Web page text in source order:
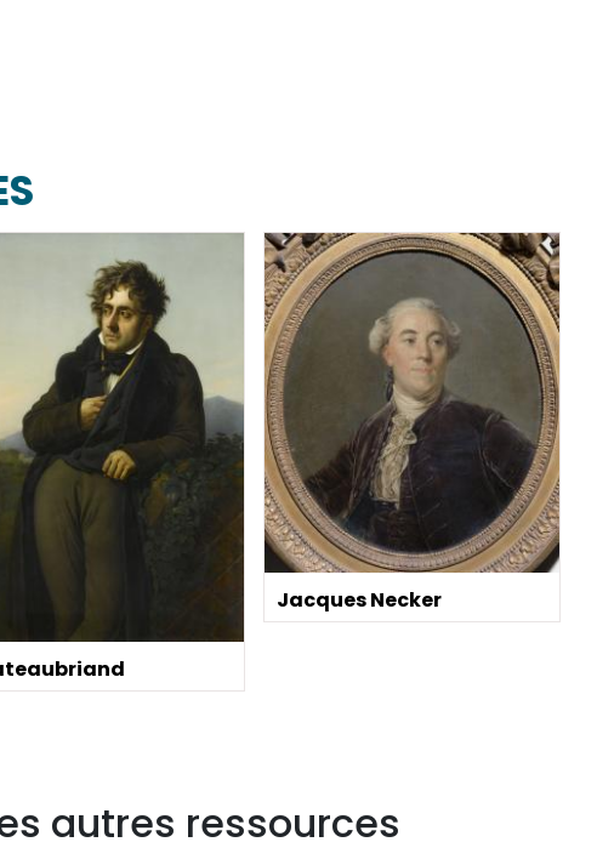
Jacques Necker
autres ressources